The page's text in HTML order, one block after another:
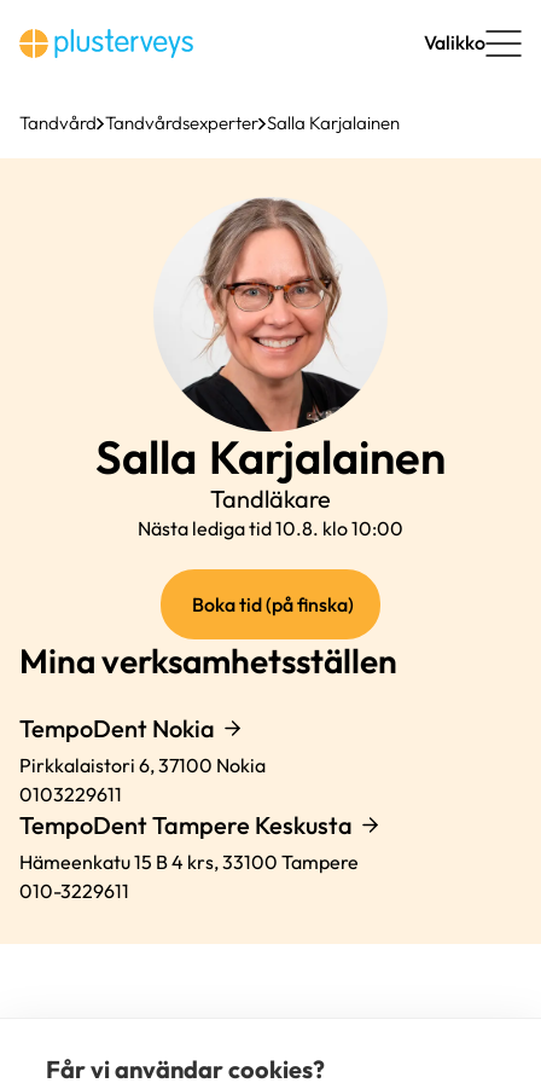
till
innehåll
Valikko
Tandvård Tandvårdsexperter Salla Karjalainen
Salla Karjalainen
Tandläkare
Nästa lediga tid 10.8. klo 10:00
Boka tid (på finska)(extern
länk)
Mina verksamhetsställen
TempoDent Nokia
Pirkkalaistori 6,37100 Nokia
0103229611
TempoDent Tampere Keskusta
Hämeenkatu 15 B 4 krs,33100 Tampere
010-3229611
Får vi användar cookies?